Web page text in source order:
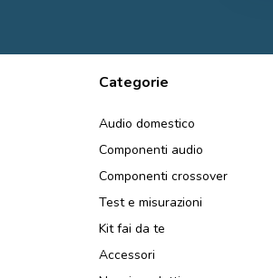
Categorie
Audio domestico
Componenti audio
Componenti crossover
Test e misurazioni
Kit fai da te
Accessori